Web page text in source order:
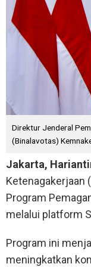
Direktur Jenderal
(Binalavotas)
Jakarta,
Ketenagakerjaan
Program
melalui platform
Program ini
meningkatkan